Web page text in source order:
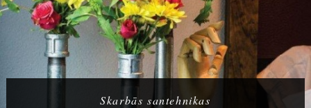
Skarbās santehnikas